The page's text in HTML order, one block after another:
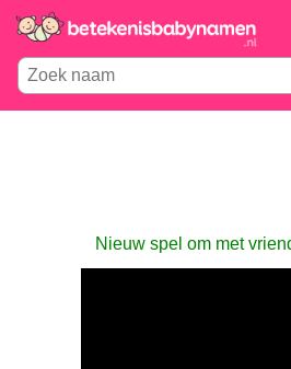
Nieuw spel om met